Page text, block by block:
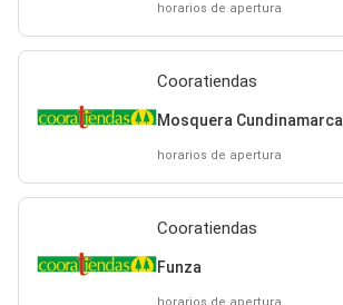
horarios de apertura
Cooratiendas
Mosquera Cundinamarca
horarios de apertura
Cooratiendas
Funza